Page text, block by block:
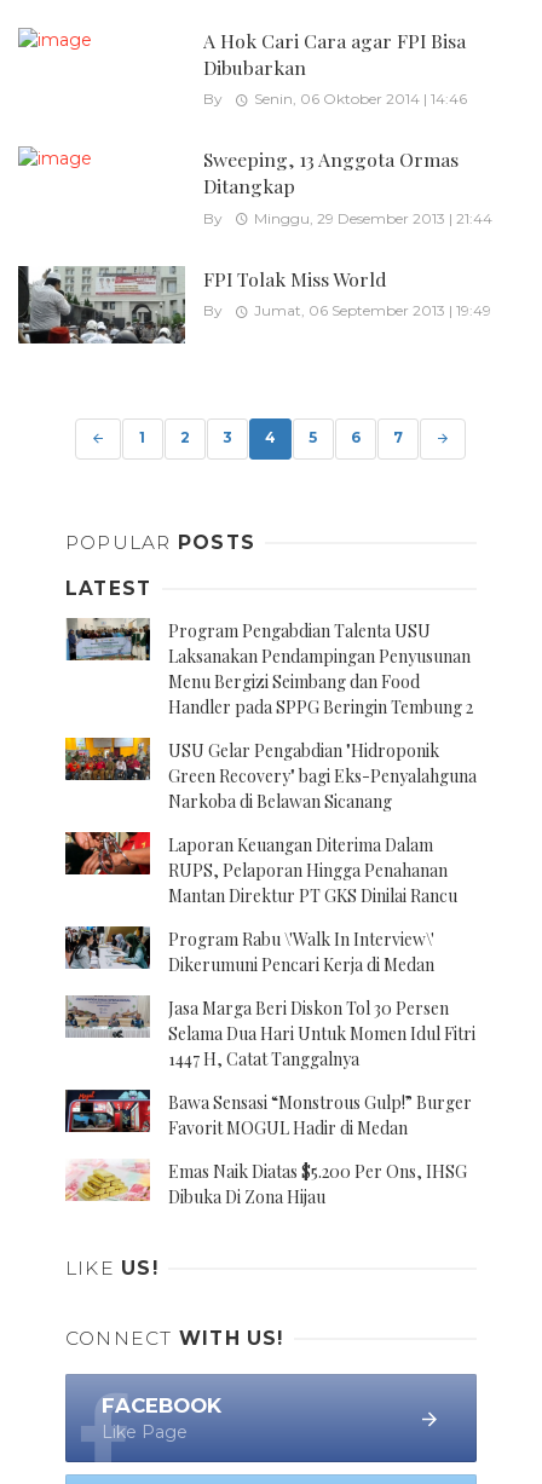
A Hok Cari Cara agar FPI Bisa
Dibubarkan
By Senin, 06 Oktober 2014 | 14:46
Sweeping, 13 Anggota Ormas
Ditangkap
By Minggu, 29 Desember 2013 | 21:44
FPI Tolak Miss World
By Jumat, 06 September 2013 | 19:49
navigation
1 2 3 4 5 6 7
POPULAR POSTS
LATEST
Program Pengabdian Talenta USU
Laksanakan Pendampingan Penyusunan
Menu Bergizi Seimbang dan Food
Handler pada SPPG Beringin Tembung 2
USU Gelar Pengabdian "Hidroponik
Green Recovery" bagi Eks-Penyalahguna
Narkoba di Belawan Sicanang
Laporan Keuangan Diterima Dalam
RUPS, Pelaporan Hingga Penahanan
Mantan Direktur PT GKS Dinilai Rancu
Program Rabu \'Walk In Interview\'
Dikerumuni Pencari Kerja di Medan
Jasa Marga Beri Diskon Tol 30 Persen
Selama Dua Hari Untuk Momen Idul Fitri
1447 H, Catat Tanggalnya
Bawa Sensasi “Monstrous Gulp!” Burger
Favorit MOGUL Hadir di Medan
Emas Naik Diatas $5.200 Per Ons, IHSG
Dibuka Di Zona Hijau
LIKE US!
CONNECT WITH US!
FACEBOOK
Like Page